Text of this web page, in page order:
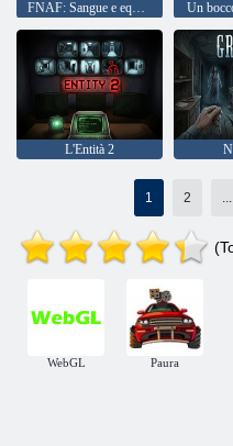
Un
L'Entità 2
1 2
WebGL Paura